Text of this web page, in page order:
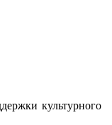
культурного